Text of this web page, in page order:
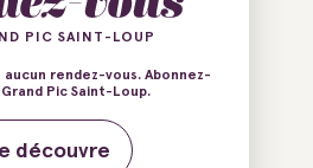
de voyage
PIC SAINT-LOUP
aucun rendez-vous. Abonnez-
Pic Saint-Loup.
découvre